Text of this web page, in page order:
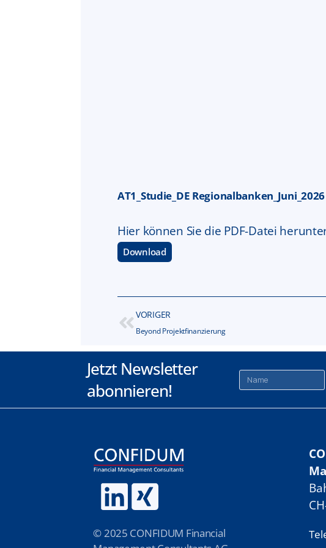
AT1_Studie_DE Regionalbanken_Juni_2026
Hier können Sie die PDF-Datei
Download
VORIGER
Beyond Projektfinanzierung
Jetzt Newsletter
abonnieren!
A
© 2025 CONFIDUM Financial